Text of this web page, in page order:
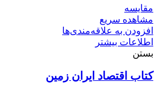
مقایسه
مشاهده سریع
افزودن به علاقه‌مندی‌ها
اطلاعات بیشتر
بستن
کتاب اقتصاد ایران زمین